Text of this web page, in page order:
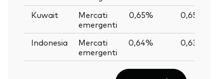
Kuwait
Mercati
emergenti
0,65% 0,65%
Indonesia
Mercati
emergenti
0,64% 0,63%